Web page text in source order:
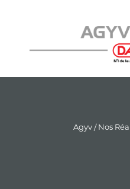
Agyv/Nos